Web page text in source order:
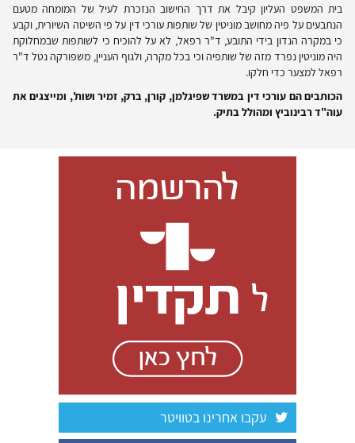
בית המשפט העליון קיבל את דרך החישוב הנזכרת לעיל של המומחה מטעם
הנתבעים על פיה מחושב מוניטין של שותפות עורכי דין על פי השיטה השיורית, וקבע
כי במקרה הנדון בידי התובע, ד"ר רפאל, לא על להוכיח כי לשותפות שבמחלוקת
היה מוניטין נפרד מזה של שותפיה וכי בכל מקרה, ולגוף העניין, משפורקה נטל ד"ר
רפאל למצער כדי חלקו.
הכותבים הם עורכי דין במשרד שפיגלמן, קורן, ברק, זמיר ושות', ומייצגים את
עוה"ד רבינוביץ ומהולל בתיק.
עקבו אחרינו בטוויטר